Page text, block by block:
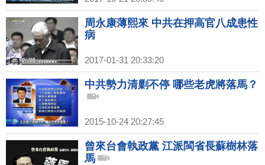
周永康薄熙來 中共在押高官八成患性
病
2017-01-31 20:33:20
中共勢力清剿不停 哪些老虎將落馬？
2015-10-24 20:27:45
曾來台會執政黨 江派閩省長蘇樹林落
馬